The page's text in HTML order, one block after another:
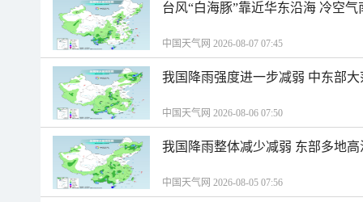
台风“白海豚”靠近华东沿海 冷空
中国天气网 2026-08-07 07:45
我国降雨强度进一步减弱 中东部
中国天气网 2026-08-06 07:50
我国降雨整体减少减弱 东部多地
中国天气网 2026-08-05 07:56